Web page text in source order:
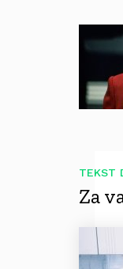
TEKST
Za